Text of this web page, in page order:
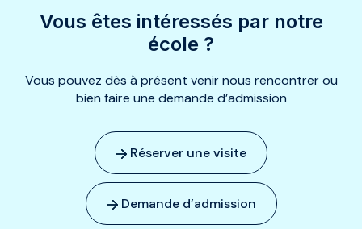
Vous êtes intéressés par notre
école ?
Vous pouvez dès à présent venir nous rencontrer ou
bien faire une demande d’admission
Réserver une visite
Demande d’admission